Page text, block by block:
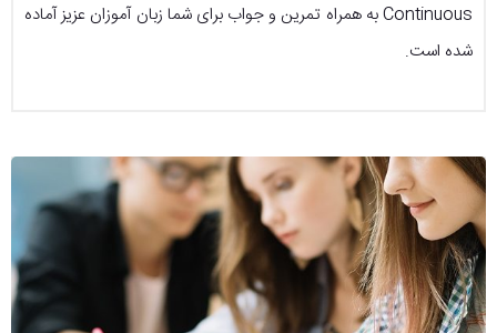
Continuous به همراه تمرین و جواب برای شما زبان آموزان عزیز آماده
شده است.